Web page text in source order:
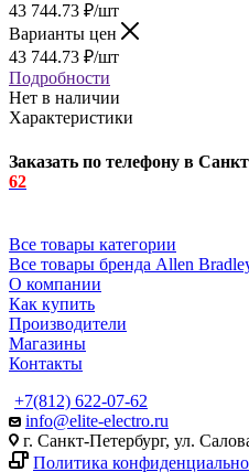
43 744.73 ₽/шт
Варианты цен
43 744.73 ₽/шт
Подробности
Нет в наличии
Характеристики
Заказать по телефону в
62
Все товары категории
Все товары бренда Allen
О компании
Как купить
Производители
Магазины
Контакты
+7(812) 622-07-62
info@elite-electro.ru
г. Санкт-Петербург, ул.
Политика